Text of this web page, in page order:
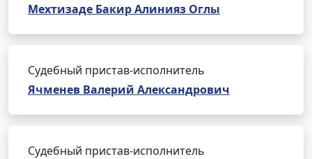
Мехтизаде Бакир Алинияз Оглы
Судебный пристав-исполнитель
Ячменев Валерий Александрович
Судебный пристав-исполнитель